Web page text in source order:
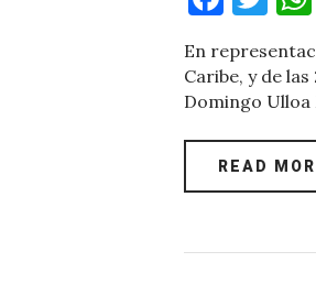
c
e
b
o
k
it
te
r
En
Caribe, y de
Domingo Ulloa
READ